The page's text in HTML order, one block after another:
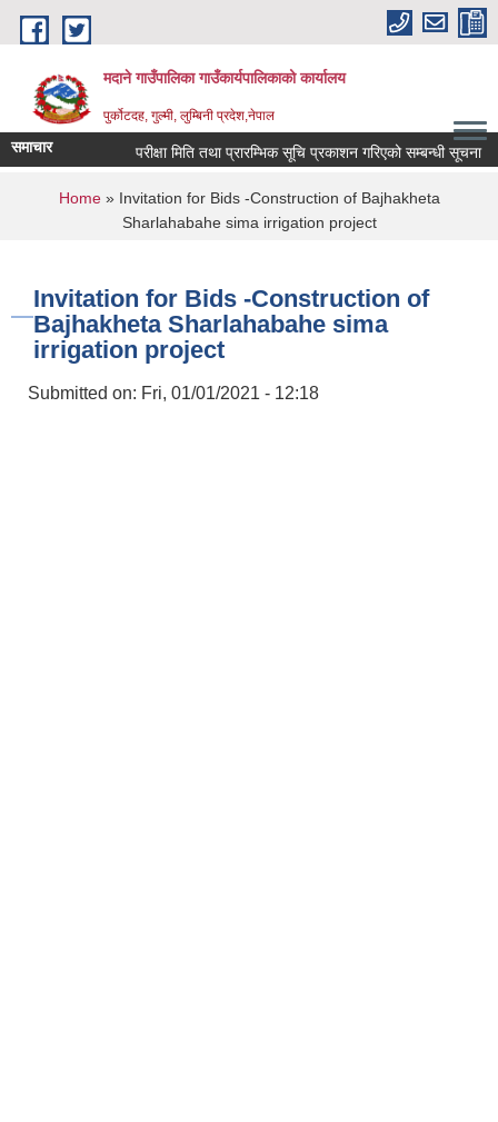
Skip to main content
मदाने गाउँपालिका गाउँकार्यपालिकाको कार्यालय
पुर्कोटदह, गुल्मी, लुम्बिनी प्रदेश,नेपाल
समाचार परीक्षा मिति तथा प्रारम्भिक सूचि प्रकाशन गरिएको सम्बन्धी सूचना
You are here
Home» Invitation for Bids -Construction of Bajhakheta
Sharlahabahe sima irrigation project
Invitation for Bids -Construction of
Bajhakheta Sharlahabahe sima
irrigation project
Submitted on: Fri, 01/01/2021 - 12:18